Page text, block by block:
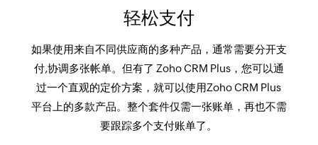
轻松支付
如果使用来自不同供应商的多种产品，通常需要分开支
付,协调多张帐单。但有了 Zoho CRM Plus，您可以通
过一个直观的定价方案，就可以使用Zoho CRM Plus
平台上的多款产品。整个套件仅需一张账单，再也不需
要跟踪多个支付账单了。